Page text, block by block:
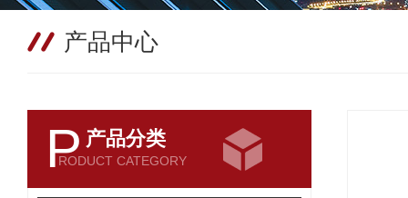
产品中心
P 产品分类
RODUCT CATEGORY